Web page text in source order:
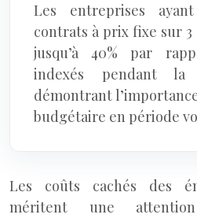
Les entreprises
contrats à prix fixe sur 3
jusqu’à 40% par
indexés pendant la
démontrant
budgétaire en période
Les coûts cachés des
méritent une